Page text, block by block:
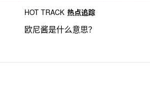
HOT TRACK 热点追踪
欧尼酱是什么意思？